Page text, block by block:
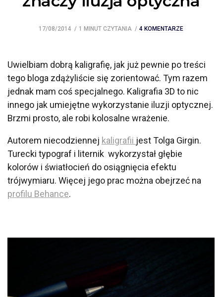
17/08/2014 1 MINUT CZYTANIA 4 KOMENTARZE
Uwielbiam dobrą kaligrafię, jak już pewnie po treści
tego bloga zdążyliście się zorientować. Tym razem
jednak mam coś specjalnego. Kaligrafia 3D to nic
innego jak umiejętne wykorzystanie iluzji optycznej.
Brzmi prosto, ale robi kolosalne wrażenie.
Autorem niecodziennej kaligrafii jest Tolga Girgin.
Turecki typograf i liternik wykorzystał głębie
kolorów i światłocień do osiągnięcia efektu
trójwymiaru. Więcej jego prac można obejrzeć na
profilu Behance.